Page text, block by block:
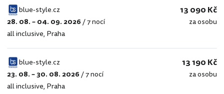
blue-
style.cz
blue-style.cz
28. 08. – 04. 09. 2026/7 nocí
all inclusive, Praha
13 090 Kč
za osobu
blue-
style.cz
blue-style.cz
23. 08. – 30. 08. 2026/7 nocí
all inclusive, Praha
13 190 Kč
za osobu